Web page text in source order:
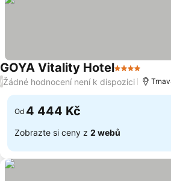
GOYA Vitality Hotel4 Počet
/Žádné hodnocení není k dispozici
Od 4 444 Kč
Zobrazte si ceny z 2 webů